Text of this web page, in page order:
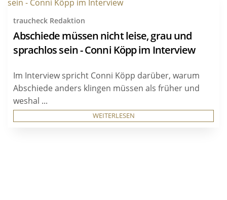
traucheck Redaktion
Abschiede müssen nicht leise, grau und
sprachlos sein - Conni Köpp im Interview
Im Interview spricht Conni Köpp darüber, warum
Abschiede anders klingen müssen als früher und
weshal ...
WEITERLESEN